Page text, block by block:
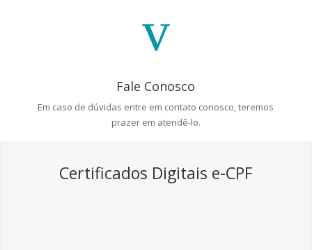
v
Fale Conosco
Em caso de dúvidas entre em contato conosco, teremos
prazer em atendê-lo.
Certificados Digitais e-CPF